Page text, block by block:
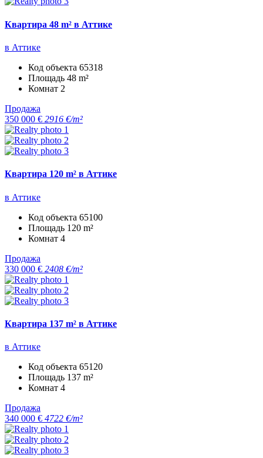
Квартира 48 m² в Аттике
в Аттике
Код объекта 65318
Площадь 48 m²
Комнат 2
Продажа
350 000 € 2916 €/m²
Квартира 120 m² в Аттике
в Аттике
Код объекта 65100
Площадь 120 m²
Комнат 4
Продажа
330 000 € 2408 €/m²
Квартира 137 m² в Аттике
в Аттике
Код объекта 65120
Площадь 137 m²
Комнат 4
Продажа
340 000 € 4722 €/m²